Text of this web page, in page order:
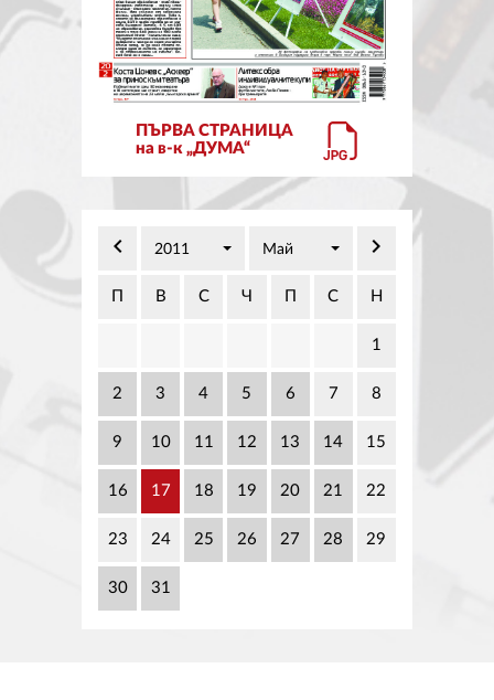
ПЪРВА СТРАНИЦА
на в-к „ДУМА“
keyboard_arrow_left 2011 Май keyboard_arrow_right
П В С Ч П С Н
1
2 3 4 5 6 7 8
9 10 11 12 13 14 15
16 17 18 19 20 21 22
23 24 25 26 27 28 29
30 31
АБОНАМЕНТ
УСЛОВИЯ ЗА ПОЛЗВАНЕ
ПОЛИТИКА ЗА БИСКВИТКИТЕ
ПОЛИТИКАТА ЗА
ПОВЕРИТЕЛНОСТ
02 975 20 35